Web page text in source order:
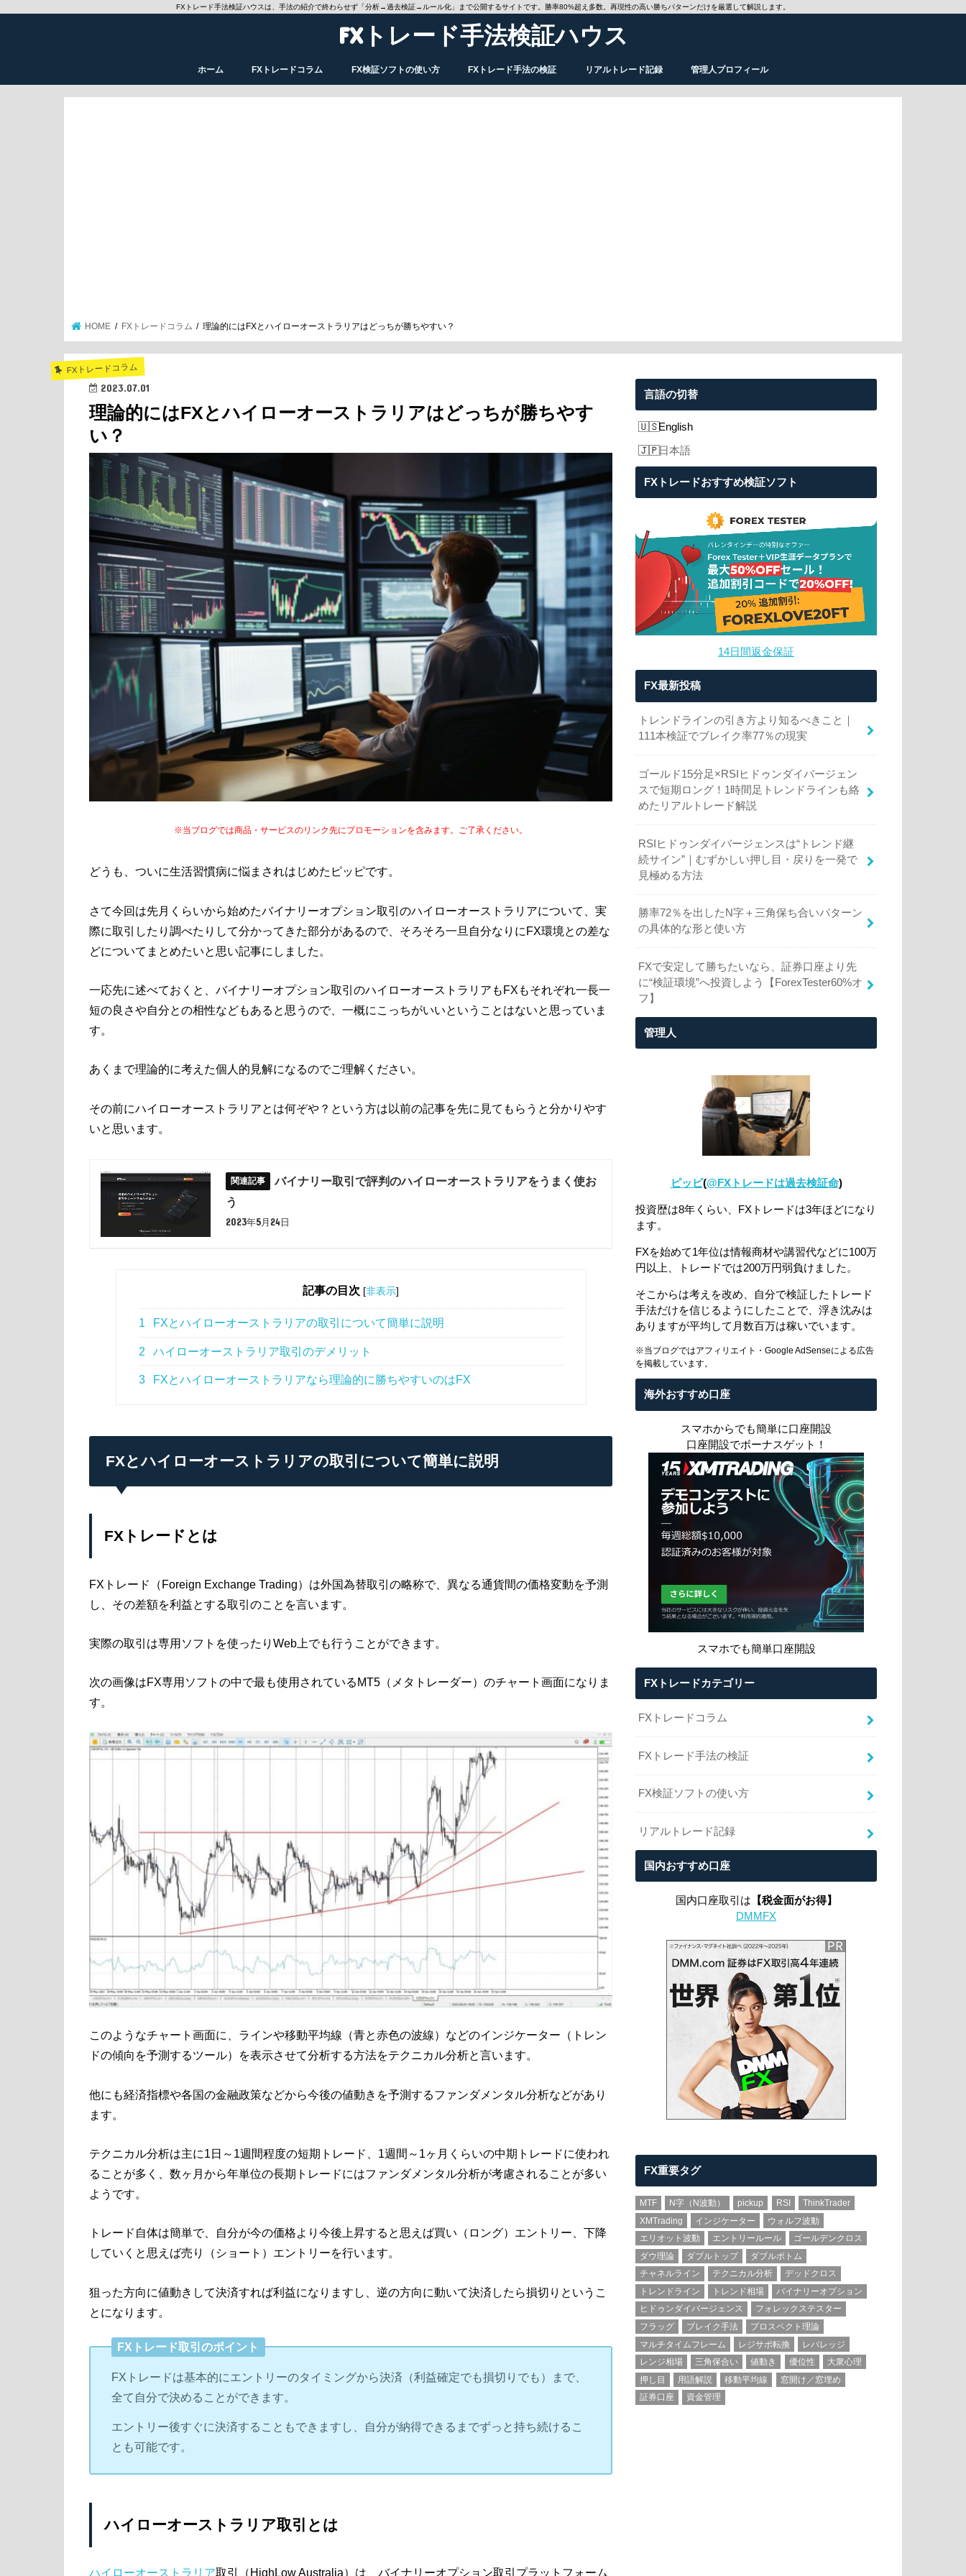
FXトレード手法検証ハウスは、手法の紹介で終わらせず「分析→過去検証→ルール化」まで公開するサイトです。勝率80%超え多数。再現性の高い勝ちパターンだけを厳選して解説します。
FXトレード手法検証ハウス
ホーム FXトレードコラム FX検証ソフトの使い方 FXトレード手法の検証 リアルトレード記録 管理人プロフィール
HOME FXトレードコラム 理論的にはFXとハイローオーストラリアはどっちが勝ちやすい？
FXトレードコラム
2023.07.01
理論的にはFXとハイローオーストラリアはどっちが勝ちやす
い？
※当ブログでは商品・サービスのリンク先にプロモーションを含みます。ご了承ください。
どうも、ついに生活習慣病に悩まされはじめたピッピです。
さて今回は先月くらいから始めたバイナリーオプション取引のハイローオーストラリアについて、実
際に取引したり調べたりして分かってきた部分があるので、そろそろ一旦自分なりにFX環境との差な
どについてまとめたいと思い記事にしました。
一応先に述べておくと、バイナリーオプション取引のハイローオーストラリアもFXもそれぞれ一長一
短の良さや自分との相性などもあると思うので、一概にこっちがいいということはないと思っていま
す。
あくまで理論的に考えた個人的見解になるのでご理解ください。
その前にハイローオーストラリアとは何ぞや？という方は以前の記事を先に見てもらうと分かりやす
いと思います。
バイナリー取引で評判のハイローオーストラリアをうまく使お
う
2023年5月24日
記事の目次 [非表示]
1 FXとハイローオーストラリアの取引について簡単に説明
2 ハイローオーストラリア取引のデメリット
3 FXとハイローオーストラリアなら理論的に勝ちやすいのはFX
FXとハイローオーストラリアの取引について簡単に説明
FXトレードとは
FXトレード（Foreign Exchange Trading）は外国為替取引の略称で、異なる通貨間の価格変動を予測
し、その差額を利益とする取引のことを言います。
実際の取引は専用ソフトを使ったりWeb上でも行うことができます。
次の画像はFX専用ソフトの中で最も使用されているMT5（メタトレーダー）のチャート画面になりま
す。
このようなチャート画面に、ラインや移動平均線（青と赤色の波線）などのインジケーター（トレン
ドの傾向を予測するツール）を表示させて分析する方法をテクニカル分析と言います。
他にも経済指標や各国の金融政策などから今後の値動きを予測するファンダメンタル分析などがあり
ます。
テクニカル分析は主に1日～1週間程度の短期トレード、1週間～1ヶ月くらいの中期トレードに使われ
ることが多く、数ヶ月から年単位の長期トレードにはファンダメンタル分析が考慮されることが多い
ようです。
トレード自体は簡単で、自分が今の価格より今後上昇すると思えば買い（ロング）エントリー、下降
していくと思えば売り（ショート）エントリーを行います。
狙った方向に値動きして決済すれば利益になりますし、逆の方向に動いて決済したら損切りというこ
とになります。
FXトレード取引のポイント
FXトレードは基本的にエントリーのタイミングから決済（利益確定でも損切りでも）まで、
全て自分で決めることができます。
エントリー後すぐに決済することもできますし、自分が納得できるまでずっと持ち続けるこ
とも可能です。
ハイローオーストラリア取引とは
ハイローオーストラリア取引（HighLow Australia）は、バイナリーオプション取引プラットフォーム
言語の切替
English
日本語
FXトレードおすすめ検証ソフト
14日間返金保証
FX最新投稿
トレンドラインの引き方より知るべきこと｜
111本検証でブレイク率77％の現実
ゴールド15分足×RSIヒドゥンダイバージェン
スで短期ロング！1時間足トレンドラインも絡
めたリアルトレード解説
RSIヒドゥンダイバージェンスは“トレンド継
続サイン”｜むずかしい押し目・戻りを一発で
見極める方法
勝率72％を出したN字＋三角保ち合いパターン
の具体的な形と使い方
FXで安定して勝ちたいなら、証券口座より先
に“検証環境”へ投資しよう【ForexTester60%オ
フ】
管理人
ピッピ(@FXトレードは過去検証命)
投資歴は8年くらい、FXトレードは3年ほどになり
ます。
FXを始めて1年位は情報商材や講習代などに100万
円以上、トレードでは200万円弱負けました。
そこからは考えを改め、自分で検証したトレード
手法だけを信じるようにしたことで、浮き沈みは
ありますが平均して月数百万は稼いでいます。
※当ブログではアフィリエイト・Google AdSenseによる広告
を掲載しています。
海外おすすめ口座
スマホからでも簡単に口座開設
口座開設でボーナスゲット！
スマホでも簡単口座開設
FXトレードカテゴリー
FXトレードコラム
FXトレード手法の検証
FX検証ソフトの使い方
リアルトレード記録
国内おすすめ口座
国内口座取引は 【税金面がお得】
DMMFX
FX重要タグ
MTF N字（N波動） pickup RSI
ThinkTrader
XMTrading
インジケーター
ウォルフ波動
エリオット波動
エントリールール
ゴールデンクロス
ダウ理論
ダブルトップ
ダブルボトム
チャネルライン
テクニカル分析
デッドクロス
トレンドライン
トレンド相場
バイナリーオプション
ヒドゥンダイバージェンス
フォレックステスター
フラッグ
ブレイク手法
プロスペクト理論
マルチタイムフレーム
レジサポ転換
レバレッジ
レンジ相場
三角保合い 値動き 優位性
大衆心理
押し目
用語解説 移動平均線
窓開け／窓埋め
証券口座
資金管理